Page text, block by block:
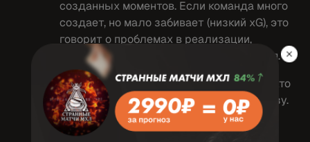
созданных моментов. Если команда много
создает, но мало забивает (низкий xG), это
говорит о проблемах в реализации,
которые со временем могут наладиться.
Удары и удары в створ:Показывают, кто
чаще атакует и создает реальную угрозу.
Контроль игры и пробег:Говорят о